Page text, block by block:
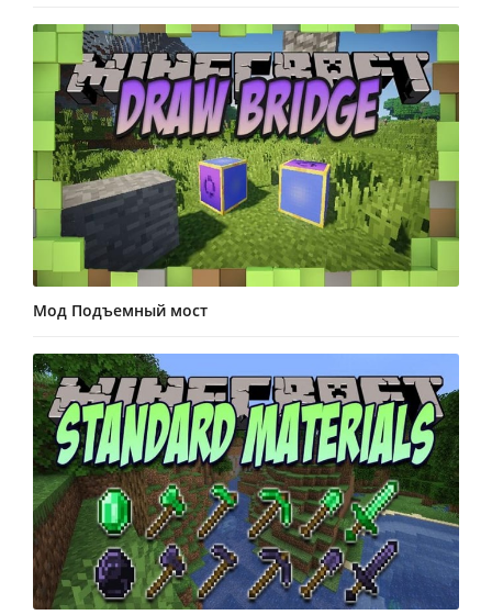
Мод Подъемный мост